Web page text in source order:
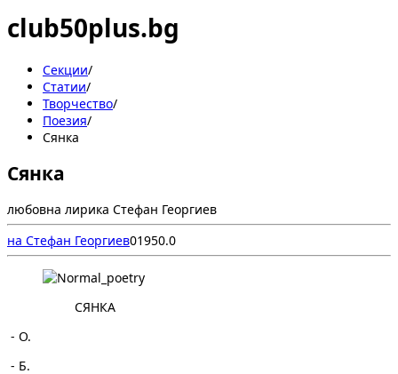
club50plus.bg
Секции/
Статии/
Творчество/
Поезия/
Сянка
Сянка
любовна лирика Стефан Георгиев
на Стефан Георгиев01950.0
СЯНКА
- О.
- Б.